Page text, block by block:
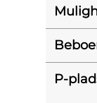
P-